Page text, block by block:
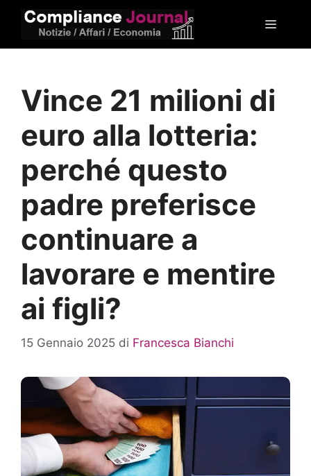
Menu
Vince 21 milioni di
euro alla lotteria:
perché questo
padre preferisce
continuare a
lavorare e mentire
ai figli?
15 Gennaio 2025 di Francesca Bianchi